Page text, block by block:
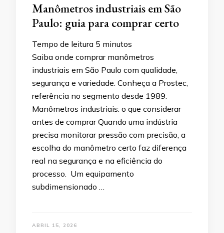
Manômetros industriais em São
Paulo: guia para comprar certo
Tempo de leitura 5 minutos
Saiba onde comprar manômetros
industriais em São Paulo com qualidade,
segurança e variedade. Conheça a Prostec,
referência no segmento desde 1989.
Manômetros industriais: o que considerar
antes de comprar Quando uma indústria
precisa monitorar pressão com precisão, a
escolha do manômetro certo faz diferença
real na segurança e na eficiência do
processo. Um equipamento
subdimensionado …
ABRIL 15, 2026